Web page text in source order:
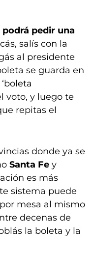
pedir una
salís con la
al presidente
se guarda en
voto, y luego te
repitas el
donde ya se
Santa Fe y
es más
sistema puede
mesa al mismo
decenas de
la boleta y la